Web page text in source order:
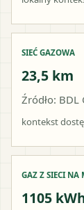
SIEĆ GAZOWA
23,5 km
Źródło: BDL
kontekst
GAZ Z SIECI NA
1105